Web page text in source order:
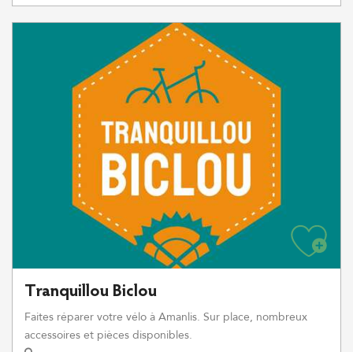
Tranquillou Biclou
Faites réparer votre vélo à Amanlis. Sur place, nombreux
accessoires et pièces disponibles.